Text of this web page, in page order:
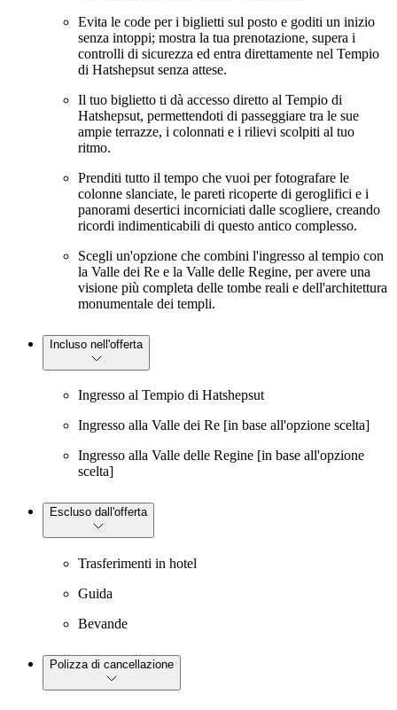
Evita le code per i biglietti sul posto e goditi un inizio
senza intoppi; mostra la tua prenotazione, supera i
controlli di sicurezza ed entra direttamente nel Tempio
di Hatshepsut senza attese.
Il tuo biglietto ti dà accesso diretto al Tempio di
Hatshepsut, permettendoti di passeggiare tra le sue
ampie terrazze, i colonnati e i rilievi scolpiti al tuo
ritmo.
Prenditi tutto il tempo che vuoi per fotografare le
colonne slanciate, le pareti ricoperte di geroglifici e i
panorami desertici incorniciati dalle scogliere, creando
ricordi indimenticabili di questo antico complesso.
Scegli un'opzione che combini l'ingresso al tempio con
la Valle dei Re e la Valle delle Regine, per avere una
visione più completa delle tombe reali e dell'architettura
monumentale dei templi.
Incluso nell'offerta
Ingresso al Tempio di Hatshepsut
Ingresso alla Valle dei Re [in base all'opzione scelta]
Ingresso alla Valle delle Regine [in base all'opzione
scelta]
Escluso dall'offerta
Trasferimenti in hotel
Guida
Bevande
Polizza di cancellazione